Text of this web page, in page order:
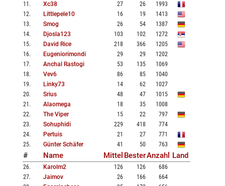
11 . Xc38 27 26
1993
12. Littlepele10 16 19
1413
13. Smog 26 54
1387
14. Djosla123 103 102
1272
15. David Rice 218 366
1205
16. Eugeniorimondi 29 29
1202
17. Anchal Rastogi 53 135
1069
18. Vev6 86 85
1040
19. Linky73 14 62
1027
20. Srius 48 47
1015
21 . Alaomega 18 35
1008
22. The Viper 15 22
797
23. Sohuphidi 229 418
774
24. Pertuis 21 27
771
25. Günter Schäfer 41 50 763
# Name Mittel BesterAnzahl Land
26. Karolm2 126 126
686
27. Jaimov 26 166
664